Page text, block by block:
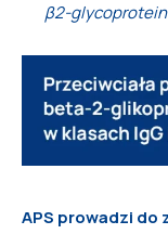
β2-
APS prowadzi do